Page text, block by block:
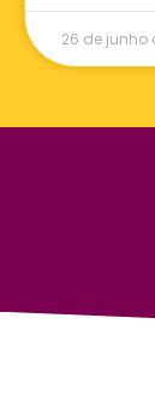
26 de junho